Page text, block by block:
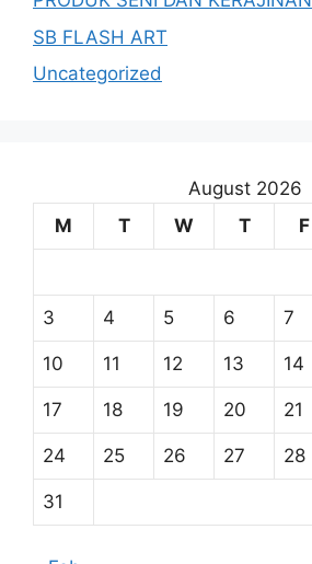
SB FLASH ART
Uncategorized
August 2026
M
T W T F
3 4 5 6 7
10 11 12 13 14
17 18 19 20 21
24 25 26 27 28
31